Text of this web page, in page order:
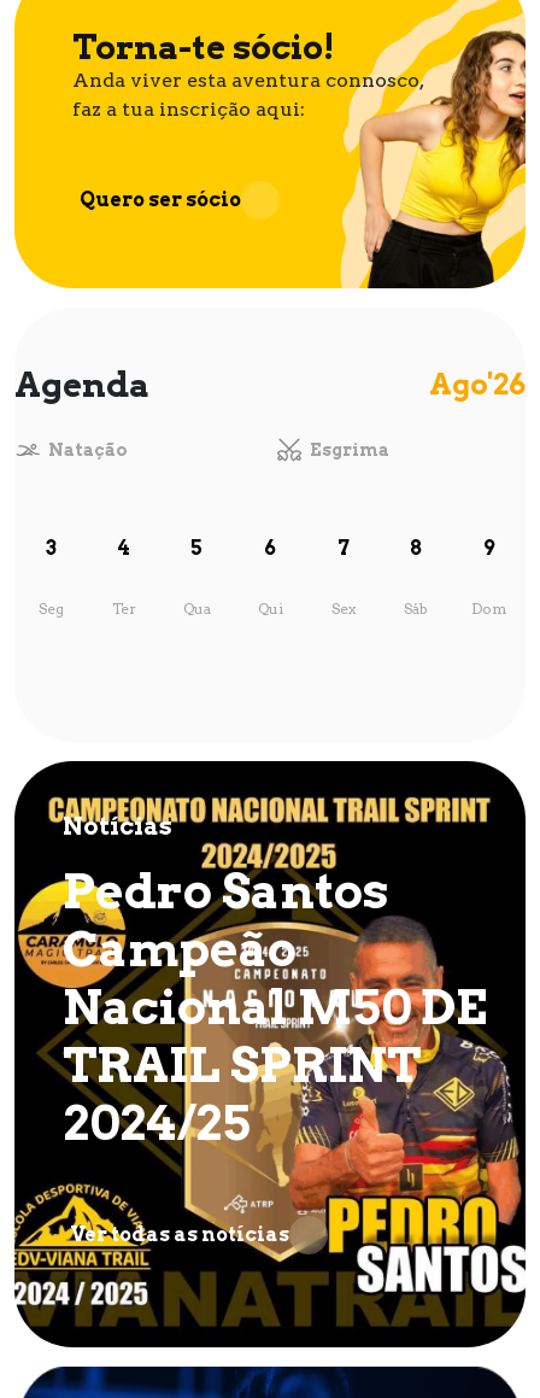
Torna-te sócio!
Anda viver esta aventura connosco,
faz a tua inscrição aqui:
Quero ser sócio
Agenda Ago'26
Natação Esgrima
3 4 5 6 7 8 9
Seg Ter Qua Qui Sex Sáb Dom
Notícias
Pedro Santos
Campeão
Nacional M50 DE
TRAIL SPRINT
2024/25
Ver todas as notícias